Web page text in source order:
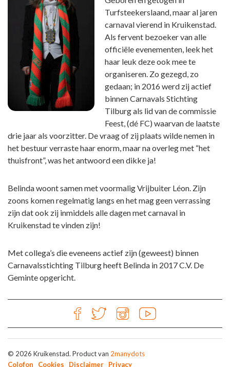
Turfsteekerslaand, maar al jaren
carnaval vierend in Kruikenstad.
Als fervent bezoeker van alle
officiële evenementen, leek het
haar leuk deze ook mee te
organiseren. Zo gezegd, zo
gedaan; in 2016 werd zij actief
binnen Carnavals Stichting
Tilburg als lid van de commissie
Feest, (dé FC) waarvan de laatste
drie jaar als voorzitter. De vraag of zij plaats wilde nemen in
het bestuur verraste haar enorm, maar na overleg met “het
thuisfront”, was het antwoord een dikke ja!
Belinda woont samen met voormalig Vrijbuiter Léon. Zijn
zoons komen regelmatig langs en het mag geen verrassing
zijn dat ook zij inmiddels alle dagen met carnaval in
Kruikenstad te vinden zijn!
Met collega’s die eveneens actief zijn (geweest) binnen
Carnavalsstichting Tilburg heeft Belinda in 2017 C.V. De
Geminte opgericht.
© 2026 Kruikenstad. Product van 2manydots
Colofon
Cookies Disclaimer Privacy